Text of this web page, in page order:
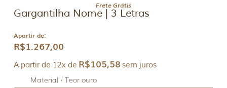
Frete Grátis
Gargantilha Nome | 3 Letras
Apartir de:
R$1.267,00
A partir de 12x de R$105,58 sem juros
Material / Teor ouro